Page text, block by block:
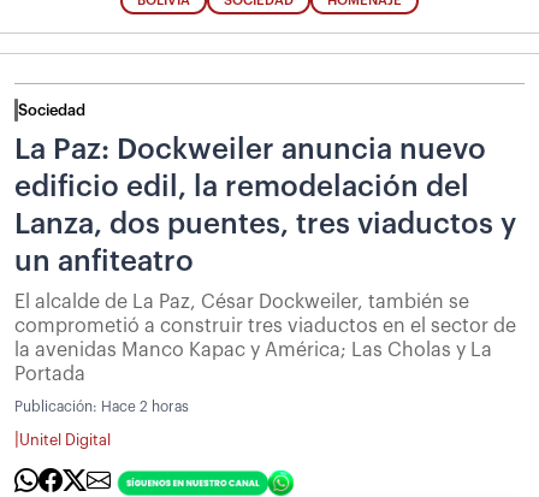
Sociedad
La Paz: Dockweiler anuncia nuevo
edificio edil, la remodelación del
Lanza, dos puentes, tres viaductos y
un anfiteatro
El alcalde de La Paz, César Dockweiler, también se
comprometió a construir tres viaductos en el sector de
la avenidas Manco Kapac y América; Las Cholas y La
Portada
Publicación: Hace 2 horas
Unitel Digital